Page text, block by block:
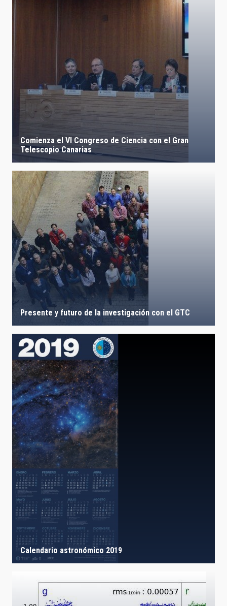
Comienza el VI Congreso de Ciencia con el Gran
Telescopio Canarias
Presente y futuro de la investigación con el GTC
Calendario astronómico 2019